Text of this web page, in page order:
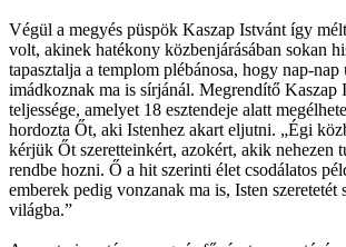
Végül a megyés püspök Kaszap Istvánt így
volt, akinek hatékony közbenjárásában sokan
tapasztalja a templom plébánosa, hogy nap-nap
imádkoznak ma is sírjánál. Megrendítő Kaszap
teljessége, amelyet 18 esztendeje alatt
hordozta Őt, aki Istenhez akart eljutni. „Égi
kérjük Őt szeretteinkért, azokért, akik nehezen
rendbe hozni. Ő a hit szerinti élet csodálatos
emberek pedig vonzanak ma is, Isten szeretetét
világba.”